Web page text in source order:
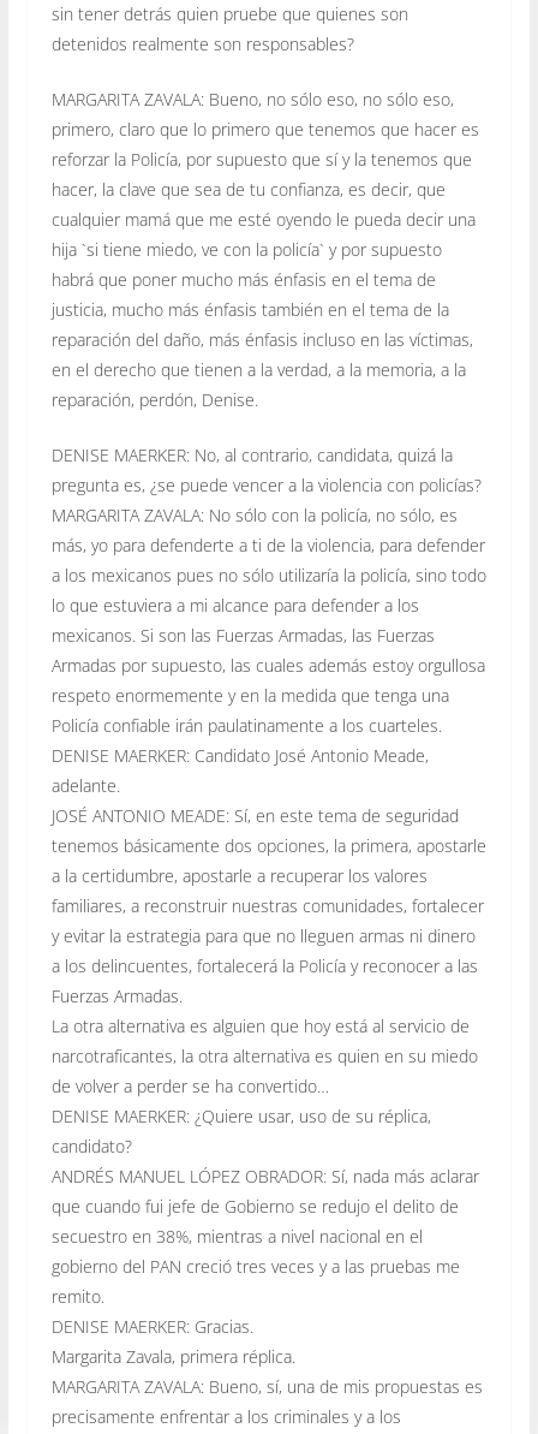
sin tener detrás quien pruebe que quienes son
detenidos realmente son responsables?
MARGARITA ZAVALA: Bueno, no sólo eso, no sólo eso,
primero, claro que lo primero que tenemos que hacer es
reforzar la Policía, por supuesto que sí y la tenemos que
hacer, la clave que sea de tu confianza, es decir, que
cualquier mamá que me esté oyendo le pueda decir una
hija `si tiene miedo, ve con la policía` y por supuesto
habrá que poner mucho más énfasis en el tema de
justicia, mucho más énfasis también en el tema de la
reparación del daño, más énfasis incluso en las víctimas,
en el derecho que tienen a la verdad, a la memoria, a la
reparación, perdón, Denise.
DENISE MAERKER: No, al contrario, candidata, quizá la
pregunta es, ¿se puede vencer a la violencia con policías?
MARGARITA ZAVALA: No sólo con la policía, no sólo, es
más, yo para defenderte a ti de la violencia, para defender
a los mexicanos pues no sólo utilizaría la policía, sino todo
lo que estuviera a mi alcance para defender a los
mexicanos. Si son las Fuerzas Armadas, las Fuerzas
Armadas por supuesto, las cuales además estoy orgullosa
respeto enormemente y en la medida que tenga una
Policía confiable irán paulatinamente a los cuarteles.
DENISE MAERKER: Candidato José Antonio Meade,
adelante.
JOSÉ ANTONIO MEADE: Sí, en este tema de seguridad
tenemos básicamente dos opciones, la primera, apostarle
a la certidumbre, apostarle a recuperar los valores
familiares, a reconstruir nuestras comunidades, fortalecer
y evitar la estrategia para que no lleguen armas ni dinero
a los delincuentes, fortalecerá la Policía y reconocer a las
Fuerzas Armadas.
La otra alternativa es alguien que hoy está al servicio de
narcotraficantes, la otra alternativa es quien en su miedo
de volver a perder se ha convertido…
DENISE MAERKER: ¿Quiere usar, uso de su réplica,
candidato?
ANDRÉS MANUEL LÓPEZ OBRADOR: Sí, nada más aclarar
que cuando fui jefe de Gobierno se redujo el delito de
secuestro en 38%, mientras a nivel nacional en el
gobierno del PAN creció tres veces y a las pruebas me
remito.
DENISE MAERKER: Gracias.
Margarita Zavala, primera réplica.
MARGARITA ZAVALA: Bueno, sí, una de mis propuestas es
precisamente enfrentar a los criminales y a los